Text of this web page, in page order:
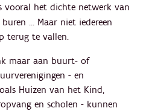
vooral het dichte netwerk van
… Maar niet iedereen
terug te vallen.
maar aan buurt- of
- en
Huizen van het Kind,
en scholen - kunnen